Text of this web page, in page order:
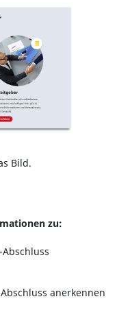
Bild.
zu:
anerkennen